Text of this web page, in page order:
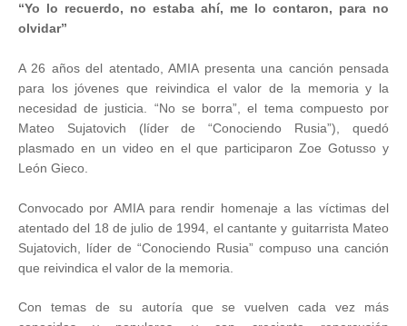
“Yo lo recuerdo, no estaba ahí, me lo contaron, para no
olvidar”
A 26 años del atentado, AMIA presenta una canción pensada
para los jóvenes que reivindica el valor de la memoria y la
necesidad de justicia. “No se borra”, el tema compuesto por
Mateo Sujatovich (líder de “Conociendo Rusia”), quedó
plasmado en un video en el que participaron Zoe Gotusso y
León Gieco.
Convocado por AMIA para rendir homenaje a las víctimas del
atentado del 18 de julio de 1994, el cantante y guitarrista Mateo
Sujatovich, líder de “Conociendo Rusia” compuso una canción
que reivindica el valor de la memoria.
Con temas de su autoría que se vuelven cada vez más